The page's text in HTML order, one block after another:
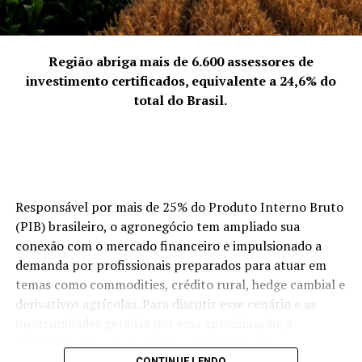
“Out of the Shadows”, reforçando sua proposta
inovadora e sua constante evolução como artista.
Instagram: @_wolf_dj
Contato: +55 (51) 8310-4633
“Representamos a quebra da solidão empreendedora.
mas, coletivamente, torna-se uma jornada
enriquecedora. Discutimos abertamente os desafios da
‘mulher multitarefa’ e transformamos essas dores em
ACIP Mulher.
Região abriga mais de 6.600 assessores de
investimento certificados, equivalente a 24,6% do
total do Brasil.
Responsável por mais de 25% do Produto Interno Bruto
(PIB) brasileiro, o agronegócio tem ampliado sua
conexão com o mercado financeiro e impulsionado a
demanda por profissionais preparados para atuar em
temas como commodities, crédito rural, hedge cambial e
derivativos agrícolas. Para discutir esse cenário e as